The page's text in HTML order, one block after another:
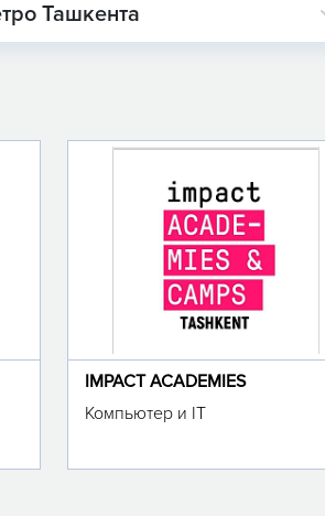
Ташкента
IMPACT ACADEMIES
Компьютер и IT